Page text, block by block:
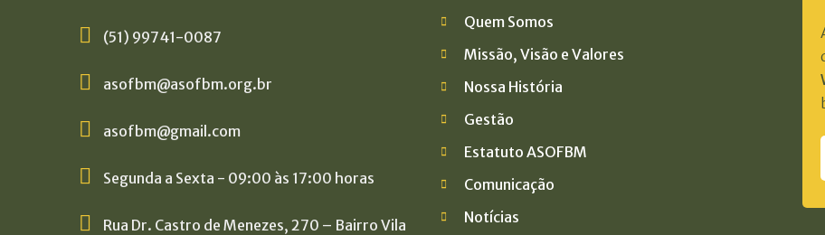
(51) 99741-0087
asofbm@asofbm.org.br
asofbm@gmail.com
Segunda a Sexta - 09:00 às 17:00 horas
Rua Dr. Castro de Menezes, 270 – Bairro Vila
Quem Somos
Missão, Visão e Valores
Nossa História
Gestão
Estatuto ASOFBM
Comunicação
Notícias